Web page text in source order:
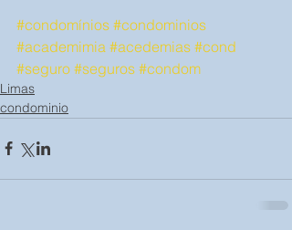
#condomínios #condominios
#academimia #acedemias #cond
#seguro #seguros #condom
Limas
condominio